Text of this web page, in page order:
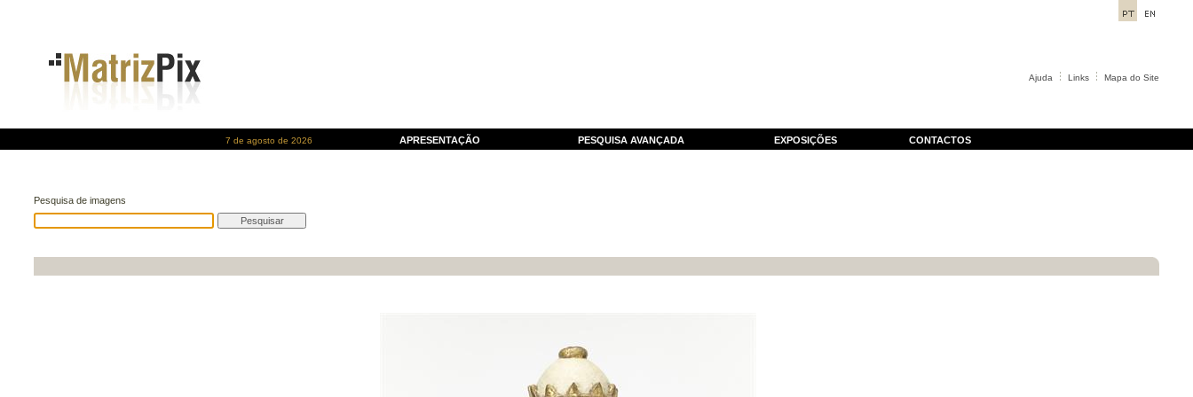
Ajuda Links Mapa do Site
7 de agosto de 2026 APRESENTAÇÃO PESQUISA AVANÇADA EXPOSIÇÕES CONTACTOS
Pesquisa de imagens